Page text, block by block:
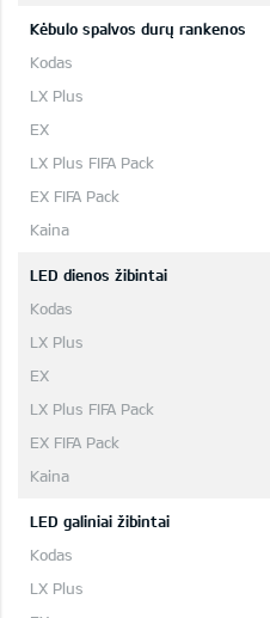
Kėbulo spalvos durų rankenos
LED dienos žibintai
LED galiniai žibintai